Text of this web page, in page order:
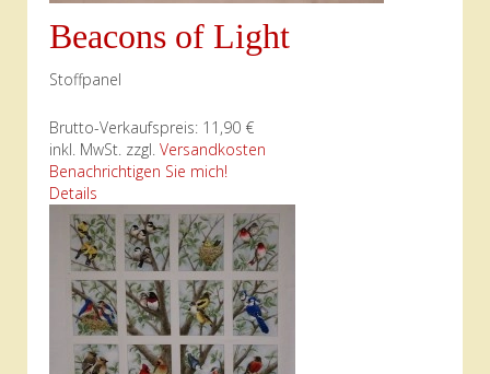
Beacons of Light
Stoffpanel
Brutto-Verkaufspreis: 11,90 €
inkl. MwSt. zzgl. Versandkosten
Benachrichtigen Sie mich!
Details